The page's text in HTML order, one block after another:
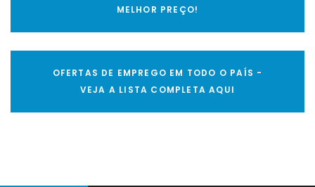
MELHOR PREÇO!
OFERTAS DE EMPREGO EM TODO O PAÍS -
VEJA A LISTA COMPLETA AQUI